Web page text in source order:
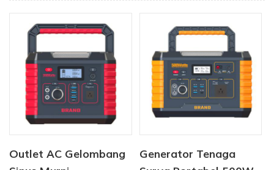
Outlet AC Gelombang
Generator Tenaga